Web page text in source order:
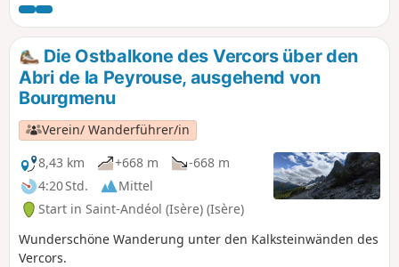
technisch nicht anspruchsvoll, erfolgt jedoch auf
brüchigem Fels. Nach der Überquerung eines kleinen,
exponierten Felsvorsprungs führt der Weg durch einen
natürlichen Felsbogen und erreicht die Grate, über die er
zum Pas Morta führt. Die Strecke ist zwar etwas luftig, stellt
aber keine Schwierigkeit dar. Man kehrt auf den
Wanderweg „Tour du Vercors“ zurück und gelangt nach
einem Abstieg über Geröll und durch den Wald wieder auf
die Straße, die zum Parkplatz zurückführt. Die Route enthält
luftige Passagen, die für Menschen mit Höhenangst
unangenehm sein können; bei feuchtem Wetter ist sie
aufgrund der Rutschgefahr und des aufsteigenden Nebels
unbedingt zu meiden.
Die Ostbalkone des Vercors über den
Abri de la Peyrouse, ausgehend von
Bourgmenu
Verein/ Wanderführer/in
8,43 km
+668 m
-668 m
4:20 Std.
Mittel
Start in Saint-Andéol (Isère) (Isère)
Wunderschöne Wanderung unter den Kalksteinwänden des
Vercors.